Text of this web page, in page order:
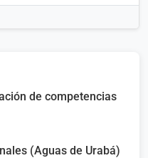
de competencias
(Aguas de Urabá)